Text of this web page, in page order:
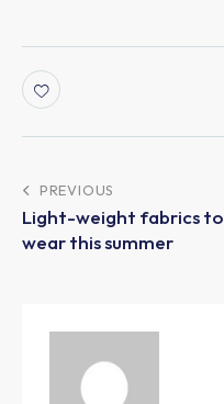
PREVIOUS
Light-weight fabrics to
wear this summer